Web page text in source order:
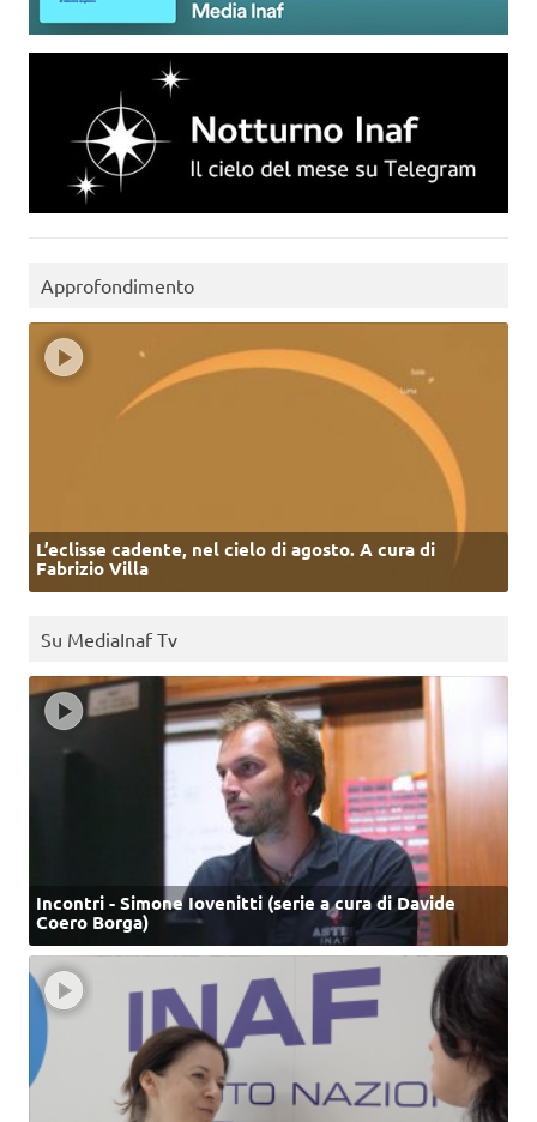
Approfondimento
L’eclisse cadente, nel cielo di agosto. A cura di
Fabrizio Villa
Su MediaInaf Tv
Incontri - Simone Iovenitti (serie a cura di Davide
Coero Borga)